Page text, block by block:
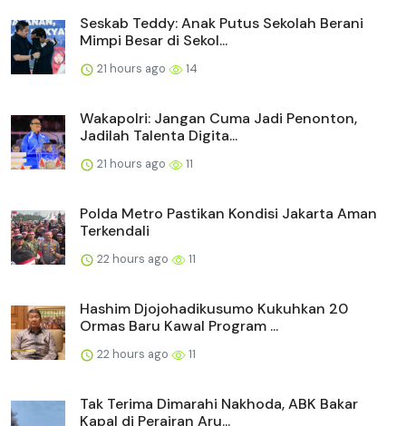
Seskab Teddy: Anak Putus Sekolah Berani
Mimpi Besar di Sekol...
21 hours ago 14
Wakapolri: Jangan Cuma Jadi Penonton,
Jadilah Talenta Digita...
21 hours ago 11
Polda Metro Pastikan Kondisi Jakarta Aman
Terkendali
22 hours ago 11
Hashim Djojohadikusumo Kukuhkan 20
Ormas Baru Kawal Program ...
22 hours ago 11
Tak Terima Dimarahi Nakhoda, ABK Bakar
Kapal di Perairan Aru...